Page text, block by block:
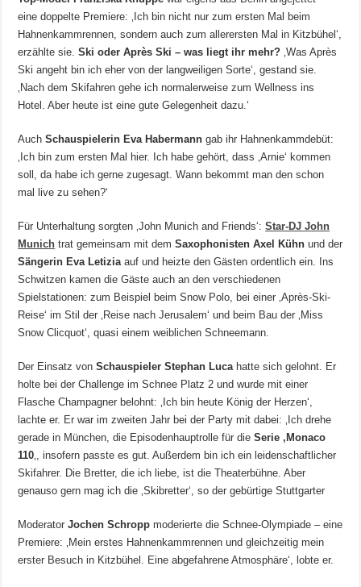
eine doppelte Premiere: ‚Ich bin nicht nur zum ersten Mal beim
Hahnenkammrennen, sondern auch zum allerersten Mal in Kitzbühel‘,
erzählte sie.Ski oder Après Ski – was liegt ihr mehr? ‚Was Après
Ski angeht bin ich eher von der langweiligen Sorte‘, gestand sie.
‚Nach dem Skifahren gehe ich normalerweise zum Wellness ins
Hotel. Aber heute ist eine gute Gelegenheit dazu.‘
AuchSchauspielerin Eva Habermann gab ihr Hahnenkammdebüt:
‚Ich bin zum ersten Mal hier. Ich habe gehört, dass ‚Arnie‘ kommen
soll, da habe ich gerne zugesagt. Wann bekommt man den schon
mal live zu sehen?‘
Für Unterhaltung sorgten ‚John Munich and Friends‘:Star-DJ John
Munich trat gemeinsam mit demSaxophonisten Axel Kühn und der
Sängerin Eva Letiziaauf und heizte den Gästen ordentlich ein. Ins
Schwitzen kamen die Gäste auch an den verschiedenen
Spielstationen: zum Beispiel beim Snow Polo, bei einer ‚Après-Ski-
Reise‘ im Stil der ‚Reise nach Jerusalem‘ und beim Bau der ‚Miss
Snow Clicquot‘, quasi einem weiblichen Schneemann.
Der Einsatz vonSchauspieler Stephan Lucahatte sich gelohnt. Er
holte bei der Challenge im Schnee Platz 2 und wurde mit einer
Flasche Champagner belohnt: ‚Ich bin heute König der Herzen‘,
lachte er. Er war im zweiten Jahr bei der Party mit dabei: ‚Ich drehe
gerade in München, die Episodenhauptrolle für dieSerie ‚Monaco
110‚, insofern passte es gut. Außerdem bin ich ein leidenschaftlicher
Skifahrer. Die Bretter, die ich liebe, ist die Theaterbühne. Aber
genauso gern mag ich die ‚Skibretter‘, so der gebürtige Stuttgarter
ModeratorJochen Schropp moderierte die Schnee-Olympiade – eine
Premiere: ‚Mein erstes Hahnenkammrennen und gleichzeitig mein
erster Besuch in Kitzbühel. Eine abgefahrene Atmosphäre‘, lobte er.